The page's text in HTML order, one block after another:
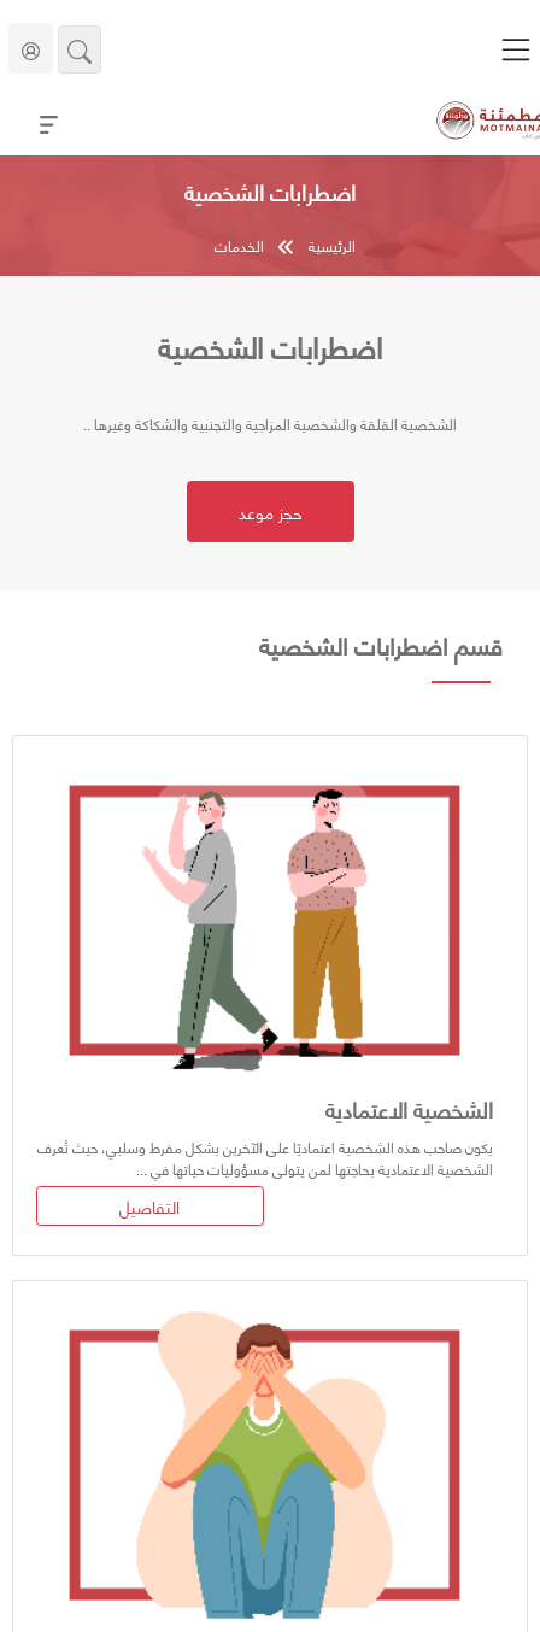
اضطرابات الشخصية
الرئيسية الخدمات
اضطرابات الشخصية
الشخصية القلقة والشخصية المزاجية والتجنبية والشكاكة وغيرها ..
حجز موعد
قسم اضطرابات الشخصية
الشخصية الاعتمادية
يكون صاحب هذه الشخصية اعتماديًا على الآخرين بشكل مفرط وسلبي، حيث تُعرف
الشخصية الاعتمادية بحاجتها لمن يتولى مسؤوليات حياتها في ...
التفاصيل